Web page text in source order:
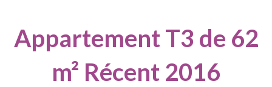
Appartement T3 de 62
m² Récent 2016